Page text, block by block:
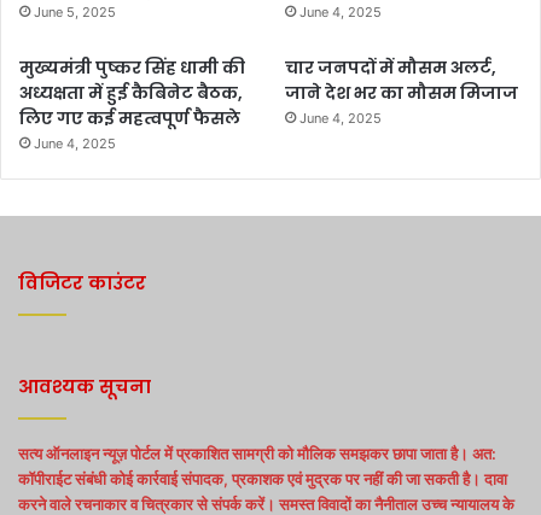
June 5, 2025 June 4, 2025
मुख्यमंत्री पुष्कर सिंह धामी की
अध्यक्षता में हुई कैबिनेट बैठक,
लिए गए कई महत्वपूर्ण फैसले
June 4, 2025
चार जनपदों में मौसम अलर्ट,
जाने देश भर का मौसम मिजाज
June 4, 2025
विजिटर काउंटर
आवश्यक सूचना
सत्य ऑनलाइन न्यूज़ पोर्टल में प्रकाशित सामग्री को मौलिक समझकर छापा जाता है। अत:
कॉपीराईट संबंधी कोई कार्रवाई संपादक, प्रकाशक एवं मुद्रक पर नहीं की जा सकती है। दावा
करने वाले रचनाकार व चित्रकार से संपर्क करें। समस्त विवादों का नैनीताल उच्च न्यायालय के